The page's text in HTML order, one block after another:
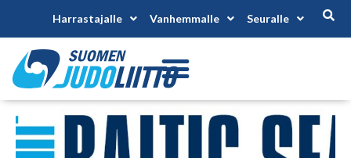
Harrastajalle Vanhemmalle Seuralle